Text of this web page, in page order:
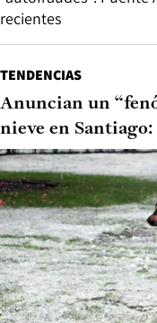
recientes
TENDENCIAS
Anuncian un
nieve en